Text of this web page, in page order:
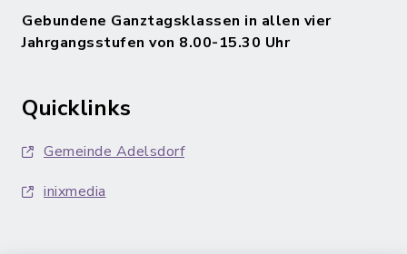
Gebundene Ganztagsklassen in allen vier
Jahrgangsstufen von 8.00-15.30 Uhr
Quicklinks
Gemeinde Adelsdorf
inixmedia